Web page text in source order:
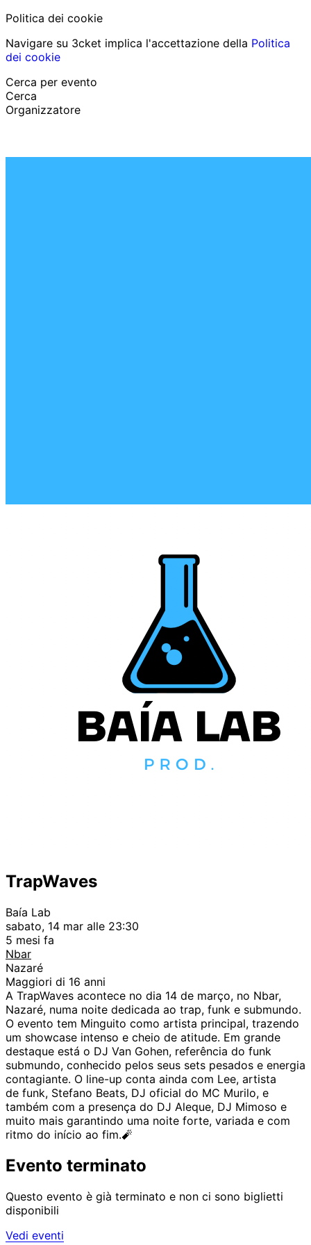
Politica dei cookie
Navigare su 3cket implica l'accettazione della Politica
dei cookie
Cerca per evento
Cerca
Organizzatore
Italiano
TrapWaves
Baía Lab
sabato, 14 mar alle 23:30
5 mesi fa
Nbar
Nazaré
Maggiori di 16 anni
A TrapWaves acontece no dia 14 de março, no Nbar,
Nazaré, numa noite dedicada ao trap, funk e submundo.
O evento tem Minguito como artista principal, trazendo
um showcase intenso e cheio de atitude. Em grande
destaque está o DJ Van Gohen, referência do funk
submundo, conhecido pelos seus sets pesados e energia
contagiante. O line-up conta ainda com Lee, artista
de funk, Stefano Beats, DJ oficial do MC Murilo, e
também com a presença do DJ Aleque, DJ Mimoso e
muito mais garantindo uma noite forte, variada e com
ritmo do início ao fim.🧨
Evento terminato
Questo evento è già terminato e non ci sono biglietti
disponibili
Vedi eventi